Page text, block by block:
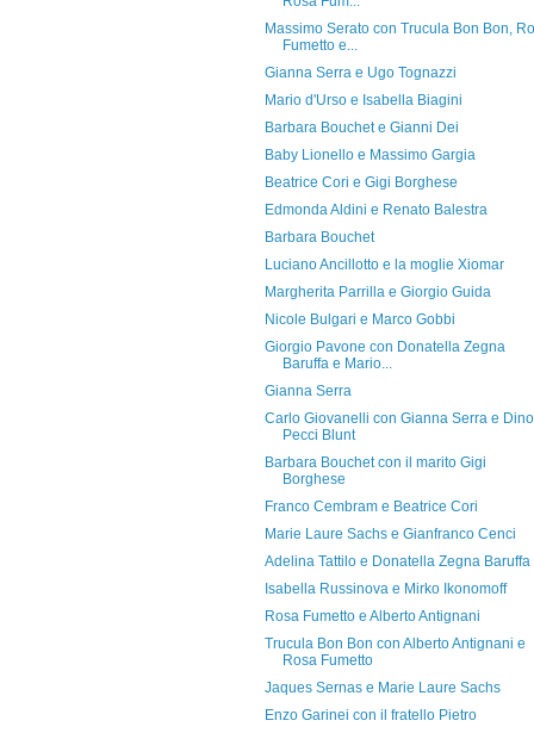
Massimo Serato con Trucula Bon Bon,
Fumetto e...
Gianna Serra e Ugo Tognazzi
Mario d'Urso e Isabella Biagini
Barbara Bouchet e Gianni Dei
Baby Lionello e Massimo Gargia
Beatrice Cori e Gigi Borghese
Edmonda Aldini e Renato Balestra
Barbara Bouchet
Luciano Ancillotto e la moglie Xiomar
Margherita Parrilla e Giorgio Guida
Nicole Bulgari e Marco Gobbi
Giorgio Pavone con Donatella Zegna
Baruffa e Mario...
Gianna Serra
Carlo Giovanelli con Gianna Serra e Dino
Pecci Blunt
Barbara Bouchet con il marito Gigi
Borghese
Franco Cembram e Beatrice Cori
Marie Laure Sachs e Gianfranco Cenci
Adelina Tattilo e Donatella Zegna Baruffa
Isabella Russinova e Mirko Ikonomoff
Rosa Fumetto e Alberto Antignani
Trucula Bon Bon con Alberto Antignani e
Rosa Fumetto
Jaques Sernas e Marie Laure Sachs
Enzo Garinei con il fratello Pietro